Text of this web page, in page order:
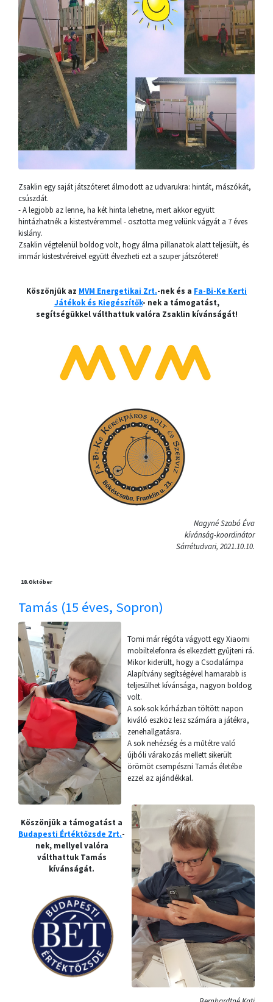
Zsaklin egy saját játszóteret álmodott az udvarukra: hintát, mászókát,
csúszdát.
- A legjobb az lenne, ha két hinta lehetne, mert akkor együtt
hintázhatnék a kistestvéremmel - osztotta meg velünk vágyát a 7 éves
kislány.
Zsaklin végtelenül boldog volt, hogy álma pillanatok alatt teljesült, és
immár kistestvéreivel együtt élvezheti ezt a szuper játszóteret!
Köszönjük az MVM Energetikai Zrt.-nek és a Fa-Bi-Ke Kerti
Játékok és Kiegészítők- nek a támogatást,
segítségükkel válthattuk valóra Zsaklin kívánságát!
Nagyné Szabó Éva
kívánság-koordinátor
Sárrétudvari, 2021.10.10.
18.Október
Tamás (15 éves, Sopron)
Tomi már régóta vágyott egy Xiaomi
mobiltelefonra és elkezdett gyűjteni rá.
Mikor kiderült, hogy a Csodalámpa
Alapítvány segítségével hamarabb is
teljesülhet kívánsága, nagyon boldog
volt.
A sok-sok kórházban töltött napon
kiváló eszköz lesz számára a játékra,
zenehallgatásra.
A sok nehézség és a műtétre való
újbóli várakozás mellett sikerült
örömöt csempészni Tamás életébe
ezzel az ajándékkal.
Köszönjük a támogatást a
Budapesti Értéktőzsde Zrt.-
nek, mellyel valóra
válthattuk Tamás
kívánságát.